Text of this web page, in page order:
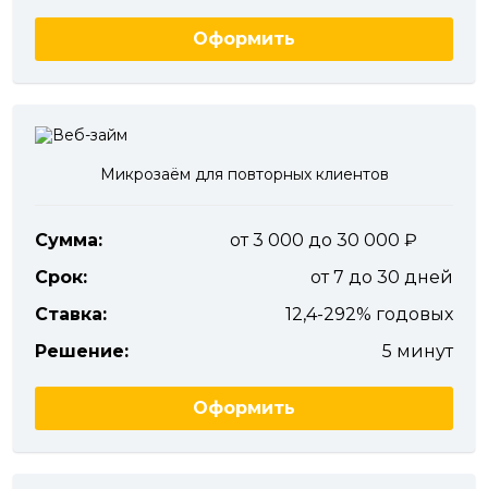
Оформить
Микрозаём для повторных клиентов
Сумма:
от 3 000 до 30 000
Срок:
от 7 до 30 дней
Ставка:
12,4-292% годовых
Решение:
5 минут
Оформить